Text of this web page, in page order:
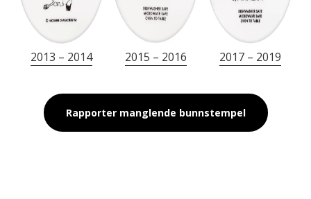
2013 – 2014 2015 – 2016 2017 – 2019
Rapporter manglende bunnstempel